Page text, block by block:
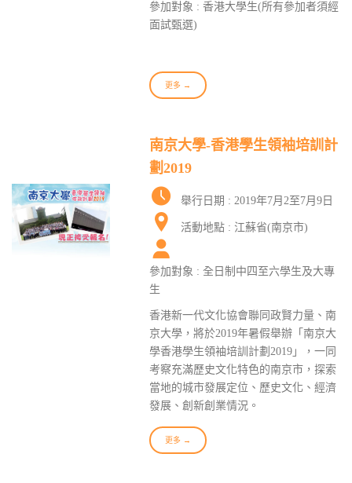
參加對象 : 香港大學生(所有參加者須經
面試甄選)
更多 →
南京大學-香港學生領袖培訓計
劃2019
舉行日期 : 2019年7月2至7月9日
活動地點 : 江蘇省(南京市)
參加對象 : 全日制中四至六學生及大專
生
香港新一代文化協會聯同政賢力量、南
京大學，將於2019年暑假舉辦「南京大
學香港學生領袖培訓計劃2019」，一同
考察充滿歷史文化特色的南京市，探索
當地的城市發展定位、歷史文化、經濟
發展、創新創業情況。
更多 →